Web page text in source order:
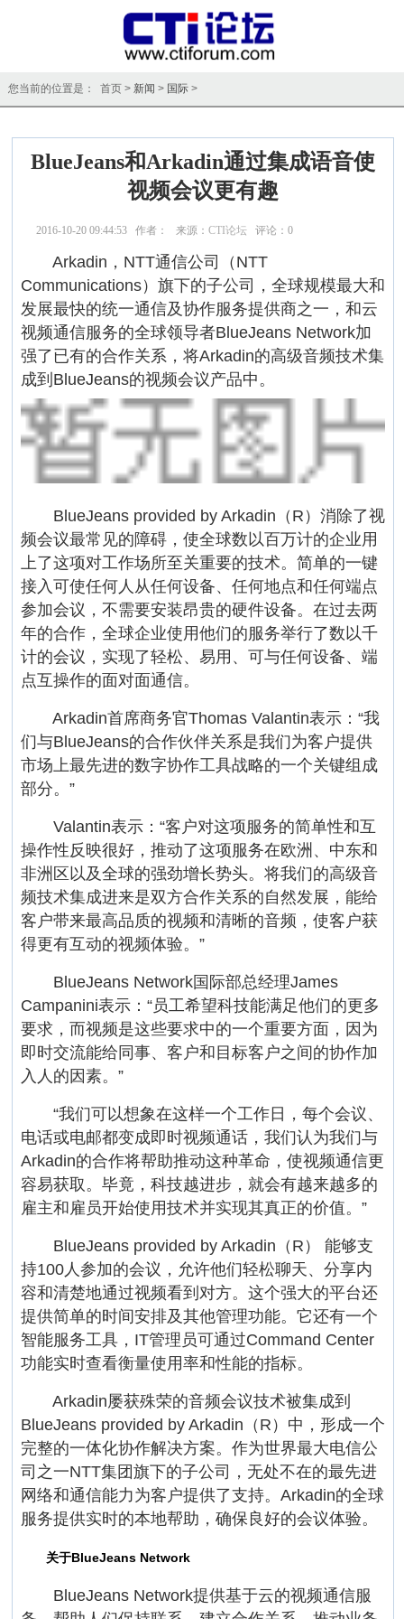
您当前的位置是： 首页 > 新闻 > 国际>
BlueJeans和Arkadin通过集成语音使
视频会议更有趣
2016-10-20 09:44:53 作者： 来源：CTI论坛 评论：0
Arkadin，NTT通信公司（NTT
Communications）旗下的子公司，全球规模最大和
发展最快的统一通信及协作服务提供商之一，和云
视频通信服务的全球领导者BlueJeans Network加
强了已有的合作关系，将Arkadin的高级音频技术集
成到BlueJeans的视频会议产品中。
BlueJeans provided by Arkadin（R）消除了视
频会议最常见的障碍，使全球数以百万计的企业用
上了这项对工作场所至关重要的技术。简单的一键
接入可使任何人从任何设备、任何地点和任何端点
参加会议，不需要安装昂贵的硬件设备。在过去两
年的合作，全球企业使用他们的服务举行了数以千
计的会议，实现了轻松、易用、可与任何设备、端
点互操作的面对面通信。
Arkadin首席商务官Thomas Valantin表示：“我
们与BlueJeans的合作伙伴关系是我们为客户提供
市场上最先进的数字协作工具战略的一个关键组成
部分。”
Valantin表示：“客户对这项服务的简单性和互
操作性反映很好，推动了这项服务在欧洲、中东和
非洲区以及全球的强劲增长势头。将我们的高级音
频技术集成进来是双方合作关系的自然发展，能给
客户带来最高品质的视频和清晰的音频，使客户获
得更有互动的视频体验。”
BlueJeans Network国际部总经理James
Campanini表示：“员工希望科技能满足他们的更多
要求，而视频是这些要求中的一个重要方面，因为
即时交流能给同事、客户和目标客户之间的协作加
入人的因素。”
“我们可以想象在这样一个工作日，每个会议、
电话或电邮都变成即时视频通话，我们认为我们与
Arkadin的合作将帮助推动这种革命，使视频通信更
容易获取。毕竟，科技越进步，就会有越来越多的
雇主和雇员开始使用技术并实现其真正的价值。”
BlueJeans provided by Arkadin（R） 能够支
持100人参加的会议，允许他们轻松聊天、分享内
容和清楚地通过视频看到对方。这个强大的平台还
提供简单的时间安排及其他管理功能。它还有一个
智能服务工具，IT管理员可通过Command Center
功能实时查看衡量使用率和性能的指标。
Arkadin屡获殊荣的音频会议技术被集成到
BlueJeans provided by Arkadin（R）中，形成一个
完整的一体化协作解决方案。作为世界最大电信公
司之一NTT集团旗下的子公司，无处不在的最先进
网络和通信能力为客户提供了支持。Arkadin的全球
服务提供实时的本地帮助，确保良好的会议体验。
关于BlueJeans Network
BlueJeans Network提供基于云的视频通信服